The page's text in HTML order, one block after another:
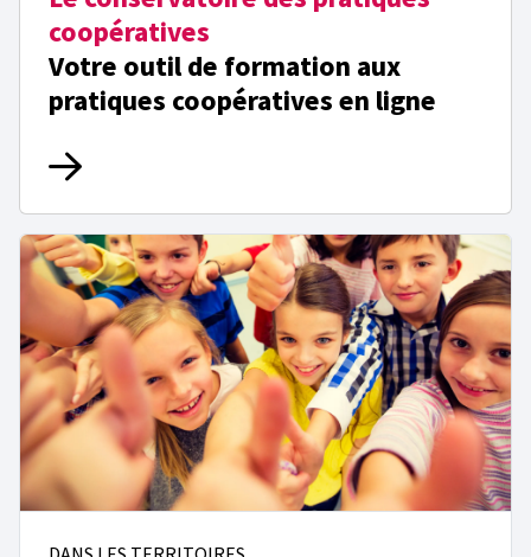
coopératives
Votre outil de formation aux
pratiques coopératives en ligne